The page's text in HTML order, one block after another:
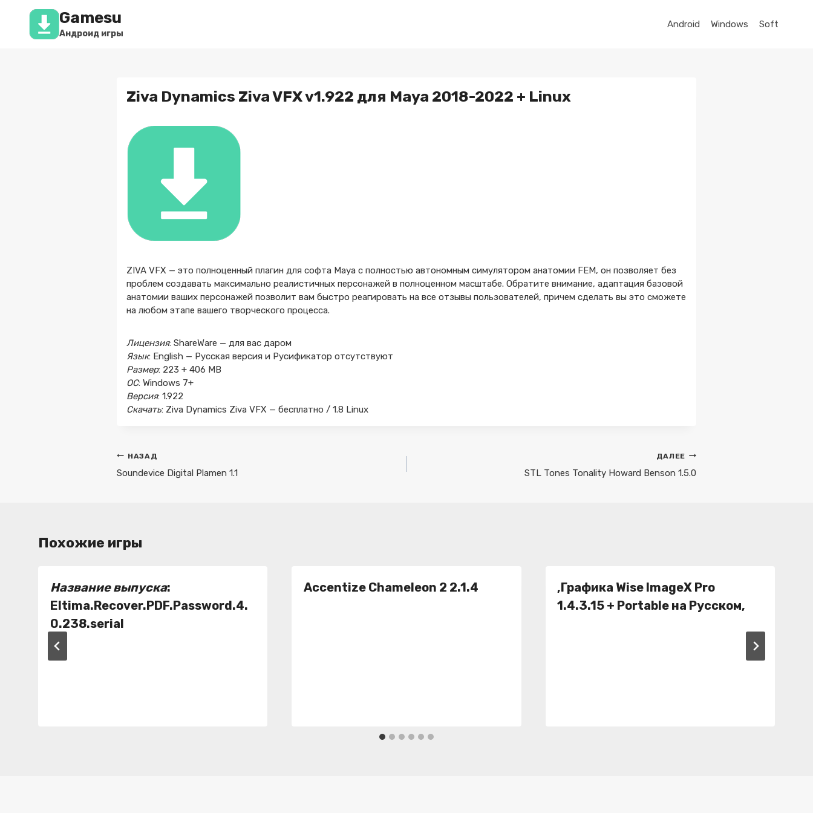
Перейти
содержимому
Gamesu
Андроид игры
Android Windows Soft
Ziva Dynamics Ziva VFX v1.922 для Maya 2018-2022 + Linux
ZIVA VFX — это полноценный плагин для софта Maya с полностью автономным симулятором анатомии FEM, он позволяет без
проблем создавать максимально реалистичных персонажей в полноценном масштабе. Обратите внимание, адаптация базовой
анатомии ваших персонажей позволит вам быстро реагировать на все отзывы пользователей, причем сделать вы это сможете
на любом этапе вашего творческого процесса.
Лицензия: ShareWare — для вас даром
Язык: English — Русская версия и Русификатор отсутствуют
Размер: 223 + 406 MB
ОС: Windows 7+
Версия: 1.922
Скачать: Ziva Dynamics Ziva VFX — бесплатно / 1.8 Linux
Навигация
по
НАЗАД
Soundevice Digital Plamen 1.1
ДАЛЕЕ
STL Tones Tonality Howard Benson 1.5.0
Похожие игры
Название выпуска:
Eltima.Recover.PDF.Password.4.
0.238.serial
Accentize Chameleon 2 2.1.4
,Графика Wise ImageX Pro
1.4.3.15 + Portable на Русском,